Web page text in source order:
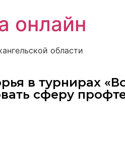
онлайн
области
в турнирах
сферу